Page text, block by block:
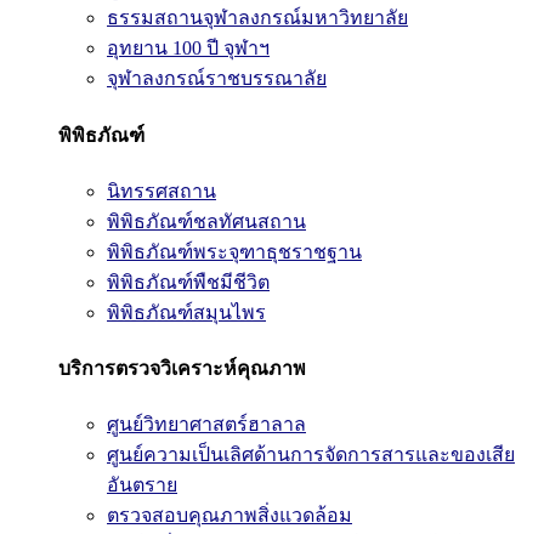
ธรรมสถานจุฬาลงกรณ์มหาวิทยาลัย
อุทยาน 100 ปี จุฬาฯ
จุฬาลงกรณ์ราชบรรณาลัย
พิพิธภัณฑ์
นิทรรศสถาน
พิพิธภัณฑ์ชลทัศนสถาน
พิพิธภัณฑ์พระจุฑาธุชราชฐาน
พิพิธภัณฑ์พืชมีชีวิต
พิพิธภัณฑ์สมุนไพร
บริการตรวจวิเคราะห์คุณภาพ
ศูนย์วิทยาศาสตร์ฮาลาล
ศูนย์ความเป็นเลิศด้านการจัดการสารและของเสีย
อันตราย
ตรวจสอบคุณภาพสิ่งแวดล้อม